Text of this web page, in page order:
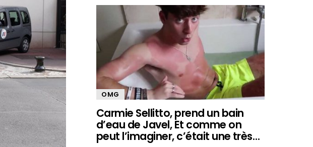
OMG
Carmie Sellitto, prend un bain
d’eau de Javel, Et comme on
peut l’imaginer, c’était une très…